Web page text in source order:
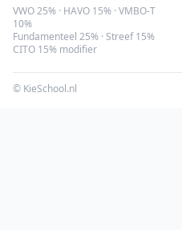
VWO 25% · HAVO 15% · VMBO-T
10%
Fundamenteel 25% · Streef 15%
CITO 15% modifier
© KieSchool.nl